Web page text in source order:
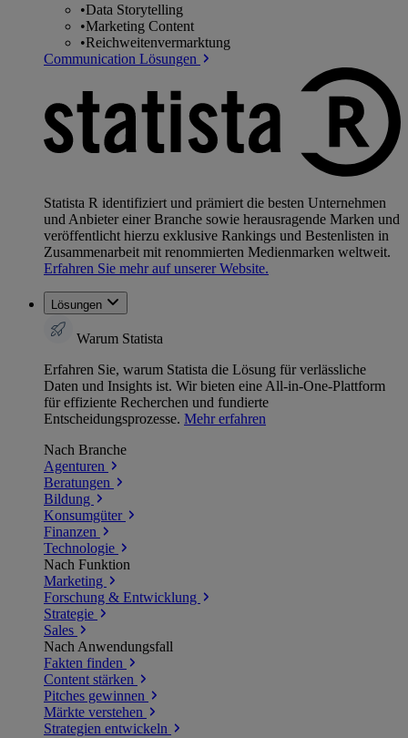
•Data Storytelling
•Marketing Content
•Reichweitenvermarktung
Communication Lösungen
Statista R identifiziert und prämiert die besten Unternehmen
und Anbieter einer Branche sowie herausragende Marken und
veröffentlicht hierzu exklusive Rankings und Bestenlisten in
Zusammenarbeit mit renommierten Medienmarken weltweit.
Erfahren Sie mehr auf unserer Website.
Lösungen
Warum Statista
Erfahren Sie, warum Statista die Lösung für verlässliche
Daten und Insights ist. Wir bieten eine All-in-One-Plattform
für effiziente Recherchen und fundierte
Entscheidungsprozesse. Mehr erfahren
Nach Branche
Agenturen
Beratungen
Bildung
Konsumgüter
Finanzen
Technologie
Nach Funktion
Marketing
Forschung & Entwicklung
Strategie
Sales
Nach Anwendungsfall
Fakten finden
Content stärken
Pitches gewinnen
Märkte verstehen
Strategien entwickeln